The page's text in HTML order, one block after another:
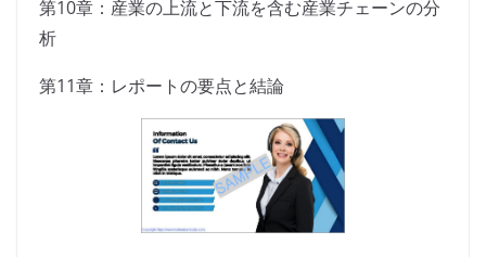
第10章：産業の上流と下流を含む産業チェーンの分
析
第11章：レポートの要点と結論